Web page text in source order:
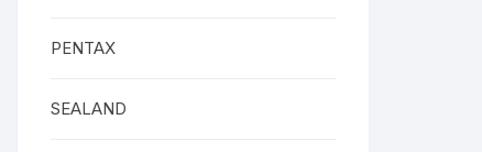
PENTAX
SEALAND